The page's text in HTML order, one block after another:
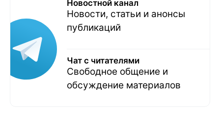
Новостной канал
Новости, статьи и анонсы
публикаций
Чат с читателями
Свободное общение и
обсуждение материалов